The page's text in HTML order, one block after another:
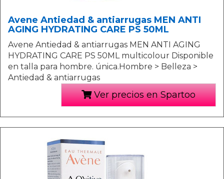
Avene Antiedad & antiarrugas MEN ANTI
AGING HYDRATING CARE PS 50ML
Avene Antiedad & antiarrugas MEN ANTI AGING
HYDRATING CARE PS 50ML multicolour Disponible
en talla para hombre. única.Hombre > Belleza >
Antiedad & antiarrugas
Ver precios en Spartoo